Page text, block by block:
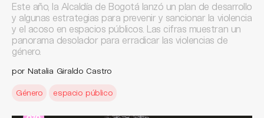
Este año, la Alcaldía de Bogotá lanzó un plan de desarrollo
y algunas estrategias para prevenir y sancionar la violencia
y el acoso en espacios públicos. Las cifras muestran un
panorama desolador para erradicar las violencias de
género.
por Natalia Giraldo Castro
Género espacio público